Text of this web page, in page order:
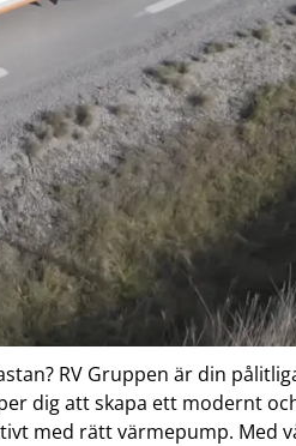
RV Gruppen är din
dig att skapa ett modernt
med rätt värmepump. Med